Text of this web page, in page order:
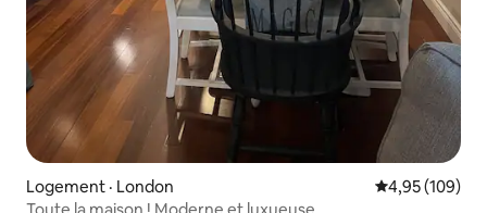
Logement · London Note
4,95 (109)